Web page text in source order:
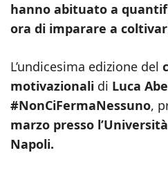
hanno abituato a
ora di imparare a
L’undicesima edizione del
motivazionali di Luca
#NonCiFermaNessuno,
marzo presso
Napoli.